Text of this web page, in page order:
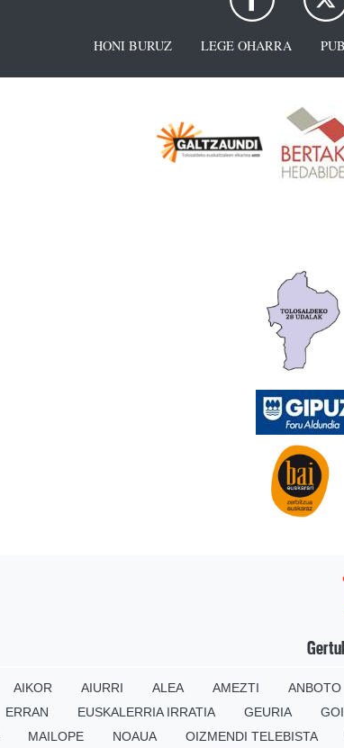
HONI BURUZ LEGE OHARRA
AIKOR AIURRI ALEA AMEZTI ANBOTO
ERRAN EUSKALERRIA IRRATIA GEURIA
MAILOPE NOAUA OIZMENDI TELEBISTA